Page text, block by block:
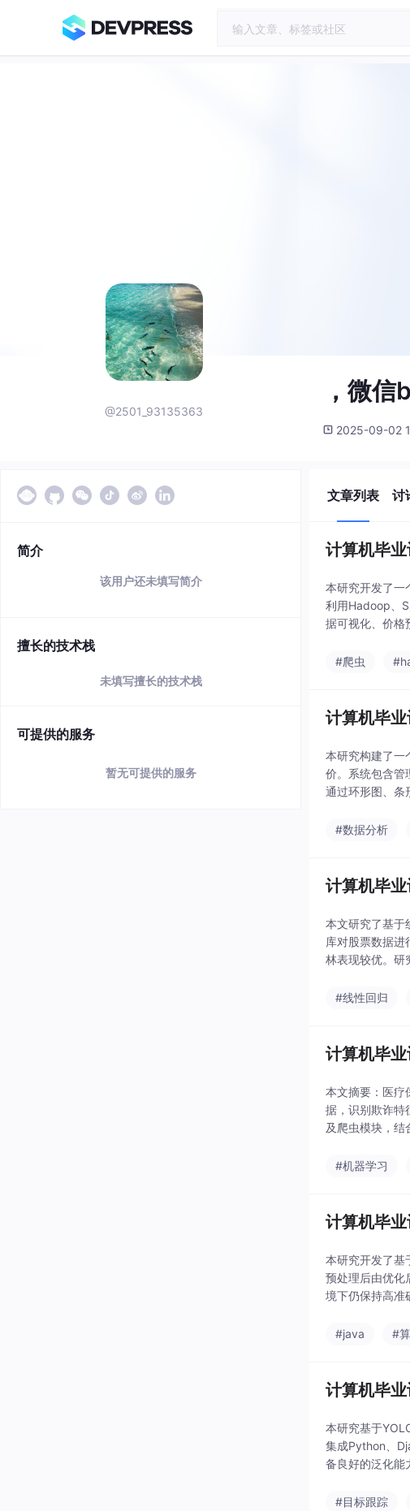
@2501_93135363
，微
2025-09-02
简介
该用户还未填写简介
擅长的技术栈
未填写擅长的技术栈
可提供的服务
暂无可提供的服务
文章列表 讨
计算机毕
本研究开发了一
利用Hadoop、
据可视化、价格
#爬虫
计算机毕
本研究构建了一
价。系统包含管
通过环形图、条
#数据分析
计算机毕
本文研究了基
库对股票数据
林表现较优。研
#线性回归
计算机毕
本文摘要：医疗
据，识别欺诈特
及爬虫模块，结
#机器学习
计算机毕
本研究开发了基
预处理后由优化
境下仍保持高准
#java
#
计算机毕
本研究基于
集成Python、
备良好的泛化能
#目标跟踪